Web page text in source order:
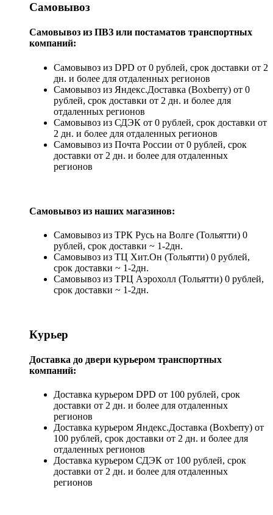
Самовывоз
Самовывоз из ПВЗ или постаматов транспортных
компаний:
Самовывоз из DPD от 0 рублей, срок доставки от 2
дн. и более для отдаленных регионов
Самовывоз из Яндекс.Доставка (Boxberry) от 0
рублей, срок доставки от 2 дн. и более для
отдаленных регионов
Самовывоз из СДЭК от 0 рублей, срок доставки от
2 дн. и более для отдаленных регионов
Самовывоз из Почта России от 0 рублей, срок
доставки от 2 дн. и более для отдаленных
регионов
Самовывоз из наших магазинов:
Самовывоз из ТРК Русь на Волге (Тольятти) 0
рублей, срок доставки ~ 1-2дн.
Самовывоз из ТЦ Хит.Он (Тольятти) 0 рублей,
срок доставки ~ 1-2дн.
Самовывоз из ТРЦ Аэрохолл (Тольятти) 0 рублей,
срок доставки ~ 1-2дн.
Курьер
Доставка до двери курьером транспортных
компаний:
Доставка курьером DPD от 100 рублей, срок
доставки от 2 дн. и более для отдаленных
регионов
Доставка курьером Яндекс.Доставка (Boxberry) от
100 рублей, срок доставки от 2 дн. и более для
отдаленных регионов
Доставка курьером СДЭК от 100 рублей, срок
доставки от 2 дн. и более для отдаленных
регионов